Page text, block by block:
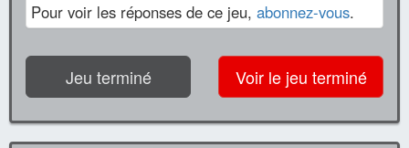
Pour voir les réponses de ce jeu, abonnez-vous.
Jeu terminé Voir le jeu terminé